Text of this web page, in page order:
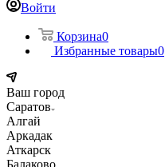
Войти
Корзина0
Избранные товары0
Ваш город
Саратов
Алгай
Аркадак
Аткарск
Балаково